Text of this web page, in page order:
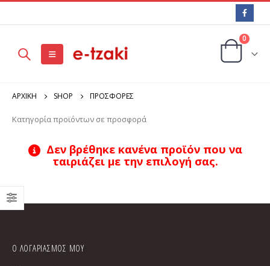
0
ΑΡΧΙΚΉ SHOP ΠΡΟΣΦΟΡΕΣ
Κατηγορία προϊόντων σε προσφορά
Δεν βρέθηκε κανένα προϊόν που να
ταιριάζει με την επιλογή σας.
Ο ΛΟΓΑΡΙΑΣΜΟΣ ΜΟΥ